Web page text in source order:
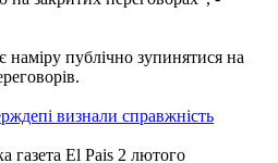
наміру публічно зупинятися на
визнали справжність
газета El Pais 2 лютого